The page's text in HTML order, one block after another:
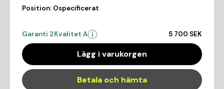
Position: Ospecificerat
Garanti 2Kvalitet A 5 700 SEK
Lägg i varukorgen
Betala och hämta